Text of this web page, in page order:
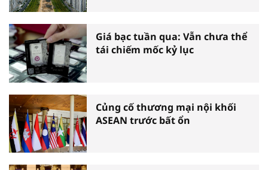
Giá bạc tuần qua: Vẫn chưa thể
tái chiếm mốc kỷ lục
Củng cố thương mại nội khối
ASEAN trước bất ổn